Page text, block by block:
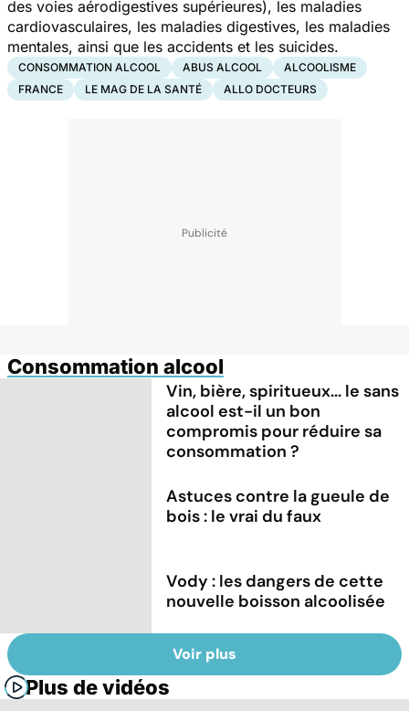
des voies aérodigestives supérieures), les maladies
cardiovasculaires, les maladies digestives, les maladies
mentales, ainsi que les accidents et les suicides.
CONSOMMATION ALCOOL ABUS ALCOOL
ALCOOLISME
FRANCE
LE MAG DE LA SANTÉ ALLO DOCTEURS
Consommation alcool
Vin, bière, spiritueux... le sans
alcool est-il un bon
compromis pour réduire sa
consommation ?
Astuces contre la gueule de
bois : le vrai du faux
Vody : les dangers de cette
nouvelle boisson alcoolisée
Voir plus
Plus de vidéos